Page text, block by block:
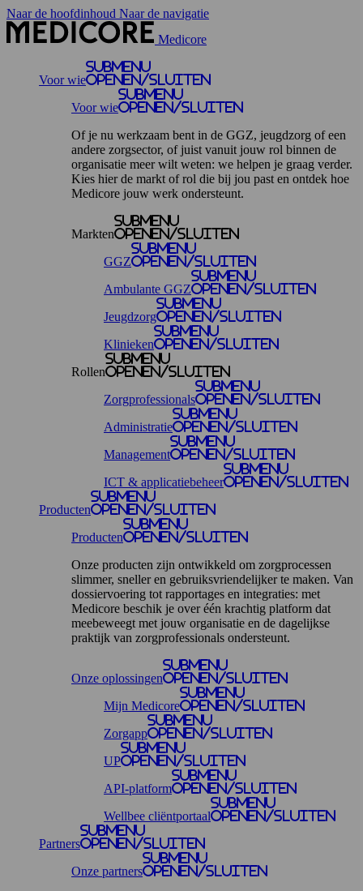
Naar de hoofdinhoud Naar de navigatie
Medicore
Voor wie
Submenu
openen/sluiten
Voor wie
Submenu
openen/sluiten
Of je nu werkzaam bent in de GGZ, jeugdzorg of een
andere zorgsector, of juist vanuit jouw rol binnen de
organisatie meer wilt weten: we helpen je graag verder.
Kies hier de markt of rol die bij jou past en ontdek hoe
Medicore jouw werk ondersteunt.
Markten
Submenu
openen/sluiten
GGZ
Submenu
openen/sluiten
Ambulante GGZ
Submenu
openen/sluiten
Jeugdzorg
Submenu
openen/sluiten
Klinieken
Submenu
openen/sluiten
Rollen
Submenu
openen/sluiten
Zorgprofessionals
Submenu
openen/sluiten
Administratie
Submenu
openen/sluiten
Management
Submenu
openen/sluiten
ICT & applicatiebeheer
Submenu
openen/sluiten
Producten
Submenu
openen/sluiten
Producten
Submenu
openen/sluiten
Onze producten zijn ontwikkeld om zorgprocessen
slimmer, sneller en gebruiksvriendelijker te maken. Van
dossiervoering tot rapportages en integraties: met
Medicore beschik je over één krachtig platform dat
meebeweegt met jouw organisatie en de dagelijkse
praktijk van zorgprofessionals ondersteunt.
Onze oplossingen
Submenu
openen/sluiten
Mijn Medicore
Submenu
openen/sluiten
Zorgapp
Submenu
openen/sluiten
UP
Submenu
openen/sluiten
API-platform
Submenu
openen/sluiten
Wellbee cliëntportaal
Submenu
openen/sluiten
Partners
Submenu
openen/sluiten
Onze partners
Submenu
openen/sluiten